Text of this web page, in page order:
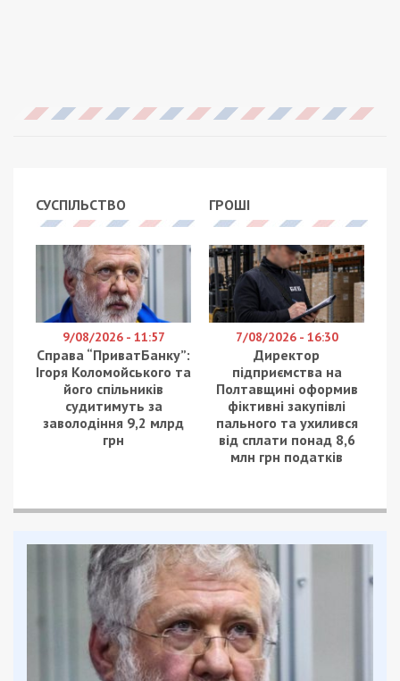
СУСПІЛЬСТВО
9/08/2026 - 11:57
Справа “ПриватБанку”:
Ігоря Коломойського та
його спільників
судитимуть за
заволодіння 9,2 млрд
грн
ГРОШІ
7/08/2026 - 16:30
Директор
підприємства на
Полтавщині оформив
фіктивні закупівлі
пального та ухилився
від сплати понад 8,6
млн грн податків